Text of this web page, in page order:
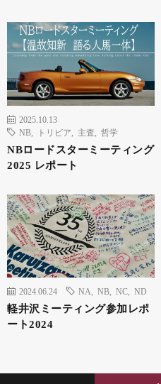
2025.10.13
NB
トリビア 主査 哲学
NBロードスターミーティング
2025 レポート
2024.06.24 NA NB NC ND
軽井沢ミーティング参加レポ
ート2024